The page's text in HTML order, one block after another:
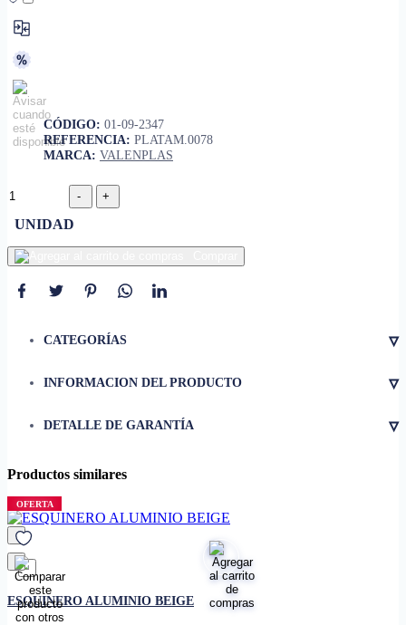
CÓDIGO: 01-09-2347
REFERENCIA: PLATAM.0078
MARCA: VALENPLAS
UNIDAD
CATEGORÍAS ▿
INFORMACION DEL PRODUCTO ▿
• Grosor
• Longitud
• Uso recomendado
en revestimientos y pavimentos
residenciales e industriales
• Características
Alta resistencia al impacto,
rayados, y a la corrosión
DETALLE DE GARANTÍA ▿
Productos similares
OFERTA
favorito
ESQUINERO ALUMINIO BEIGE